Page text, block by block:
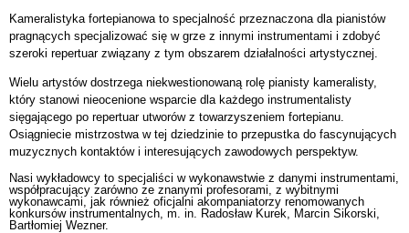
Kameralistyka fortepianowa to specjalność przeznaczona dla pianistów
pragnących specjalizować się w grze z innymi instrumentami i zdobyć
szeroki repertuar związany z tym obszarem działalności artystycznej.
Wielu artystów dostrzega niekwestionowaną rolę pianisty kameralisty,
który stanowi nieocenione wsparcie dla każdego instrumentalisty
sięgającego po repertuar utworów z towarzyszeniem fortepianu.
Osiągniecie mistrzostwa w tej dziedzinie to przepustka do fascynujących
muzycznych kontaktów i interesujących zawodowych perspektyw.
Nasi wykładowcy to specjaliści w wykonawstwie z danymi instrumentami,
współpracujący zarówno ze znanymi profesorami, z wybitnymi
wykonawcami, jak również oficjalni akompaniatorzy renomowanych
konkursów instrumentalnych, m. in. Radosław Kurek, Marcin Sikorski,
Bartłomiej Wezner.